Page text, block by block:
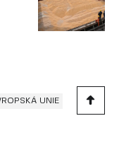
UNIE